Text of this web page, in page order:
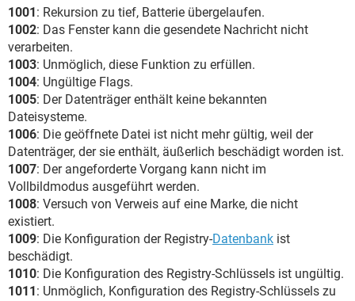
1001: Rekursion zu tief, Batterie übergelaufen.
1002: Das Fenster kann die gesendete Nachricht nicht
verarbeiten.
1003: Unmöglich, diese Funktion zu erfüllen.
1004: Ungültige Flags.
1005: Der Datenträger enthält keine bekannten
Dateisysteme.
1006: Die geöffnete Datei ist nicht mehr gültig, weil der
Datenträger, der sie enthält, äußerlich beschädigt worden ist.
1007: Der angeforderte Vorgang kann nicht im
Vollbildmodus ausgeführt werden.
1008: Versuch von Verweis auf eine Marke, die nicht
existiert.
1009: Die Konfiguration der Registry-Datenbank ist
beschädigt.
1010: Die Konfiguration des Registry-Schlüssels ist ungültig.
1011: Unmöglich, Konfiguration des Registry-Schlüssels zu